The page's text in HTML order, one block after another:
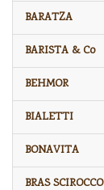
BARATZA
BARISTA & Co
BEHMOR
BIALETTI
BONAVITA
BRAS SCIROCCO